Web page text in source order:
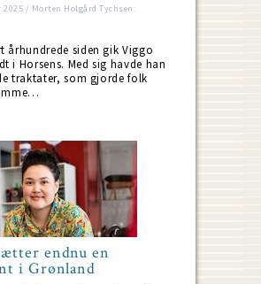
2025 / Morten Holgård Tychsen:
århundrede siden gik Viggo
i Horsens. Med sig havde han
traktater, som gjorde folk
endnu en
i Grønland